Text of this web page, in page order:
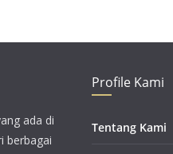
ada di
berbagai
Profile Kami
Tentang Kami